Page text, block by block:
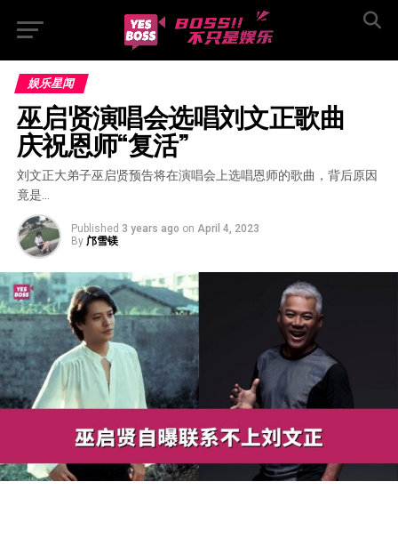
娱乐星闻
巫启贤演唱会选唱刘文正歌曲
庆祝恩师“复活”
刘文正大弟子巫启贤预告将在演唱会上选唱恩师的歌曲，背后原因
竟是…
Published 3 years ago on April 4, 2023
By 邝雪镁